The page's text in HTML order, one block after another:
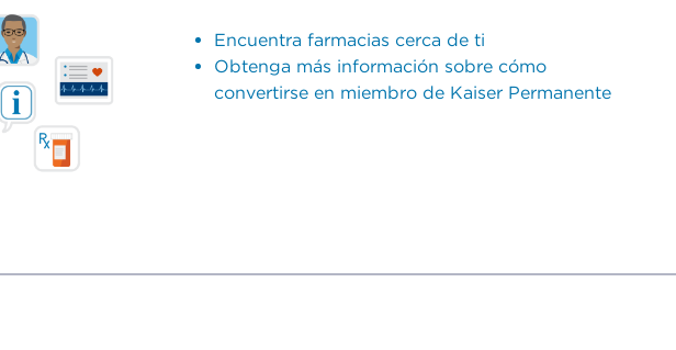
Encuentra farmacias cerca de ti
Obtenga más información sobre cómo
convertirse en miembro de Kaiser Permanente